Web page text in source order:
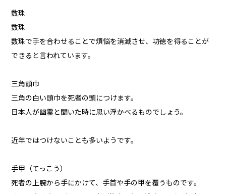
数珠
数珠
数珠で手を合わせることで煩悩を消滅させ、功徳を得ることが
できると言われています。
三角頭巾
三角の白い頭巾を死者の頭につけます。
日本人が幽霊と聞いた時に思い浮かべるものでしょう。
近年ではつけないことも多いようです。
手甲（てっこう）
死者の上腕から手にかけて、手首や手の甲を覆うものです。